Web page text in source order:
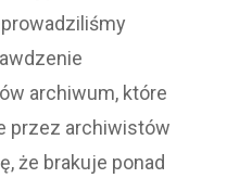
archiwum, które
przez archiwistów
że brakuje ponad